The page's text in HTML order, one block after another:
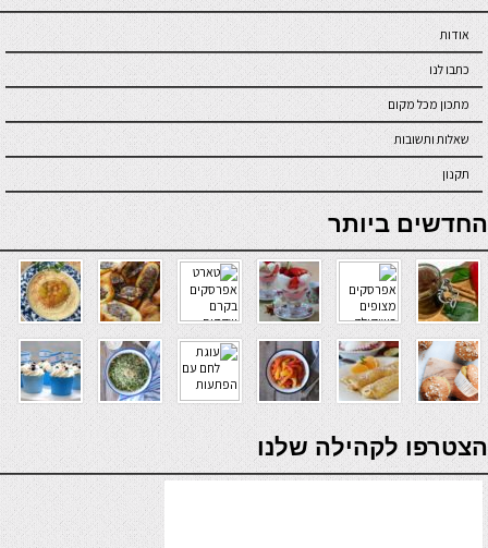
אודות
כתבו לנו
מתכון מכל מקום
שאלות ותשובות
תקנון
online casino
החדשים ביותר
verde casino
הצטרפו לקהילה שלנו